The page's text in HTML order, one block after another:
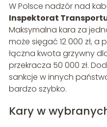
W Polsce nadzór nad
Inspektorat
Maksymalna kara za
może sięgać 12 000 zł, a
łączna kwota grzywny
przekracza 50 000 zł.
sankcje w innych
bardzo szybko.
Kary w